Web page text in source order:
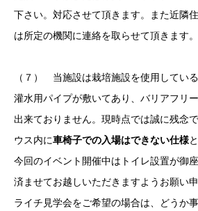
下さい。対応させて頂きます。また近隣
は所定の機関に連絡を取らせて頂きます。
（７） 当施設は栽培施設を使用してい
灌水用パイプが敷いてあり、バリアフリ
出来ておりません。現時点では誠に残念
ウス内に車椅子での入場はできない仕様
今回のイベント開催中はトイレ設置が御
済ませてお越しいただきますようお願い
ライチ見学会をご希望の場合は、どうか